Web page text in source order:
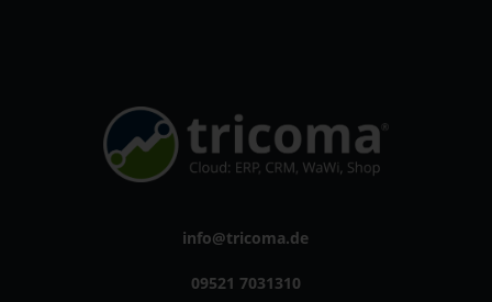
info@tricoma.de
09521 7031310